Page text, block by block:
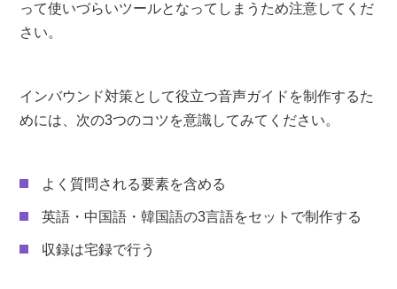
って使いづらいツールとなってしまうため注意してくだ
さい。
インバウンド対策として役立つ音声ガイドを制作するた
めには、次の3つのコツを意識してみてください。
よく質問される要素を含める
英語・中国語・韓国語の3言語をセットで制作する
収録は宅録で行う